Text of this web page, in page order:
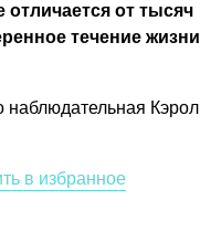
от тысяч
течение жизни
наблюдательная Кэрол